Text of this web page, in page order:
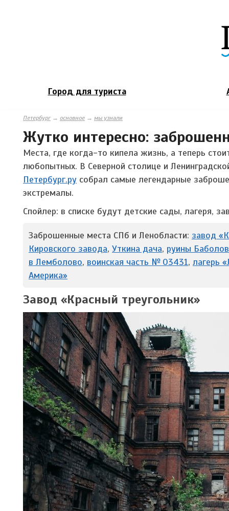
Город для туриста
Петербург→ основное → мы узнали
Жутко интересно:
Места, где когда-то кипела жизнь, а теперь
любопытных. В Северной столице и
Петербург.ру собрал самые легендарные
экстремалы.
Спойлер: в списке будут детские сады, лагеря,
Заброшенные места СПб и Ленобласти: завод
Кировского завода, Уткина дача, руины
в Лемболово, воинская часть № 03431, лагерь
Америка»
Завод «Красный треугольник»